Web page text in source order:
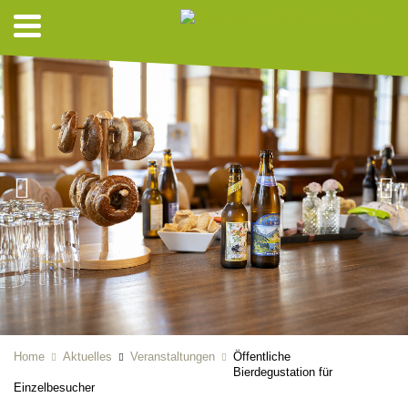
Home Aktuelles Veranstaltungen
Öffentliche
Bierdegustation für
Einzelbesucher